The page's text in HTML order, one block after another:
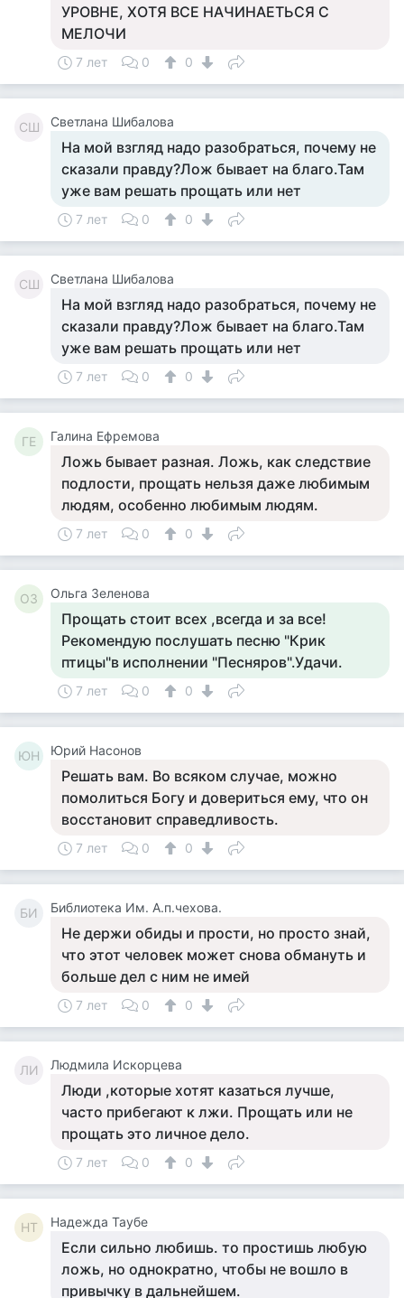
УРОВНЕ, ХОТЯ ВСЕ НАЧИНАЕТЬСЯ С
МЕЛОЧИ
7 лет 0 0
СШ Светлана Шибалова
На мой взгляд надо разобраться, почему не
сказали правду?Лож бывает на благо.Там
уже вам решать прощать или нет
7 лет 0 0
СШ Светлана Шибалова
На мой взгляд надо разобраться, почему не
сказали правду?Лож бывает на благо.Там
уже вам решать прощать или нет
7 лет 0 0
ГЕ Галина Ефремова
Ложь бывает разная. Ложь, как следствие
подлости, прощать нельзя даже любимым
людям, особенно любимым людям.
7 лет 0 0
ОЗ Ольга Зеленова
Прощать стоит всех ,всегда и за все!
Рекомендую послушать песню "Крик
птицы"в исполнении "Песняров".Удачи.
7 лет 0 0
ЮН Юрий Насонов
Решать вам. Во всяком случае, можно
помолиться Богу и довериться ему, что он
восстановит справедливость.
7 лет 0 0
БИ Библиотека Им. А.п.чехова.
Не держи обиды и прости, но просто знай,
что этот человек может снова обмануть и
больше дел с ним не имей
7 лет 0 0
ЛИ Людмила Искорцева
Люди ,которые хотят казаться лучше,
часто прибегают к лжи. Прощать или не
прощать это личное дело.
7 лет 0 0
НТ Надежда Таубе
Если сильно любишь. то простишь любую
ложь, но однократно, чтобы не вошло в
привычку в дальнейшем.